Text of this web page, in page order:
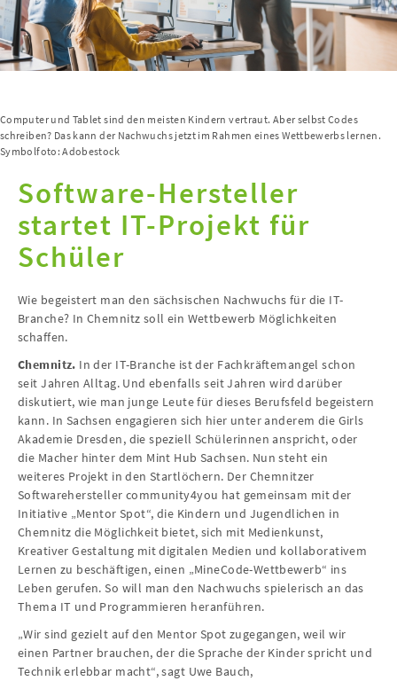
Computer und Tablet sind den meisten Kindern vertraut. Aber selbst Codes
schreiben? Das kann der Nachwuchs jetzt im Rahmen eines Wettbewerbs lernen.
Symbolfoto: Adobestock
Software-Hersteller
startet IT-Projekt für
Schüler
Wie begeistert man den sächsischen Nachwuchs für die IT-
Branche? In Chemnitz soll ein Wettbewerb Möglichkeiten
schaffen.
Chemnitz. In der IT-Branche ist der Fachkräftemangel schon
seit Jahren Alltag. Und ebenfalls seit Jahren wird darüber
diskutiert, wie man junge Leute für dieses Berufsfeld begeistern
kann. In Sachsen engagieren sich hier unter anderem die Girls
Akademie Dresden, die speziell Schülerinnen anspricht, oder
die Macher hinter dem Mint Hub Sachsen. Nun steht ein
weiteres Projekt in den Startlöchern. Der Chemnitzer
Softwarehersteller community4you hat gemeinsam mit der
Initiative „Mentor Spot“, die Kindern und Jugendlichen in
Chemnitz die Möglichkeit bietet, sich mit Medienkunst,
Kreativer Gestaltung mit digitalen Medien und kollaborativem
Lernen zu beschäftigen, einen „MineCode-Wettbewerb“ ins
Leben gerufen. So will man den Nachwuchs spielerisch an das
Thema IT und Programmieren heranführen.
„Wir sind gezielt auf den Mentor Spot zugegangen, weil wir
einen Partner brauchen, der die Sprache der Kinder spricht und
Technik erlebbar macht“, sagt Uwe Bauch,